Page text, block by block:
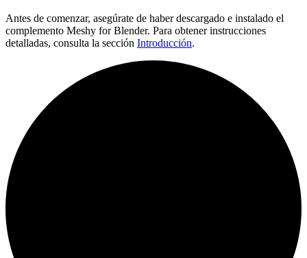
Antes de comenzar, asegúrate de haber descargado e instalado el
complemento Meshy for Blender. Para obtener instrucciones
detalladas, consulta la sección Introducción.